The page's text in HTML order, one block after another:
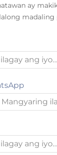
ay
lalong madaling